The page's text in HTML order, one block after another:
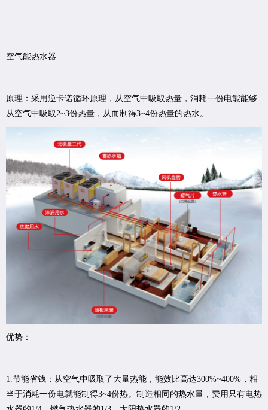
空气能热水器
原理：采用逆卡诺循环原理，从空气中吸取热量，消耗一份电能能够
从空气中吸取2~3份热量，从而制得3~4份热量的热水。
优势：
1.节能省钱：从空气中吸取了大量热能，能效比高达300%~400%，相
当于消耗一份电就能制得3~4份热。制造相同的热水量，费用只有电热